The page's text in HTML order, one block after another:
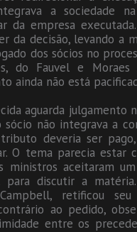
a sociedade
da empresa
da decisão, levando a
dos sócios no
do Fauvel e Moraes
ainda não está
aguarda julgamento
sócio não integrava a
deveria ser pago,
O tema parecia estar
ministros aceitaram
para discutir a
retificou
ao pedido,
entre os